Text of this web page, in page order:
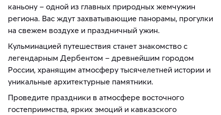
каньону – одной из главных природных жемчужин
региона. Вас ждут захватывающие панорамы, прогулки
на свежем воздухе и праздничный ужин.
Кульминацией путешествия станет знакомство с
легендарным Дербентом – древнейшим городом
России, хранящим атмосферу тысячелетней истории и
уникальные архитектурные памятники.
Проведите праздники в атмосфере восточного
гостеприимства, ярких эмоций и кавказского